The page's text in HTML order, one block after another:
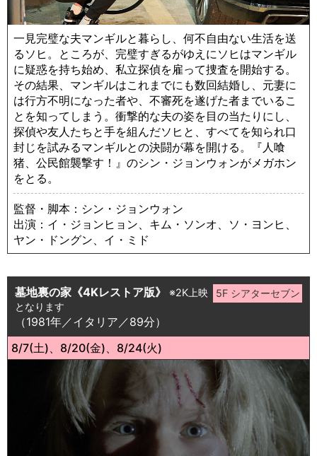
一見完璧な夫マンギルと暮らし、何不自由ない生活を送
るソヒ。ところが、完璧すぎるがゆえにソヒはマンギル
に疑惑を持ち始め、私立探偵を雇って捜査を開始する。
その結果、マンギルはこれまでにも数回結婚し、元妻に
は行方不明になった者や、不審死を遂げた者までいるこ
とを知ってしまう。衝撃的な夫の姿を目の当たりにし、
探偵や友人たちと手を組んだソヒと、すべてを知られ口
封じを試みるマンギルとの決闘が幕を開ける。『人喰
猪、公民館襲撃す！』のシン・ジョンウォンがメガホン
をとる。
監督・脚本：シン・ジョンウォン
出演：イ・ジョンヒョン、キム・ソンオ、ソ・ヨンヒ、
ヤン・ドングン、イ・ミド
墓地裏の家《4Kレストア版》※2K上映
となります
（1981年／イタリア／89分）
8/7(土)、8/20(金)、8/24(火)